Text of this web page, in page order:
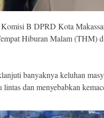
Komisi B DPRD Kota
Hiburan Malam (THM)
banyaknya keluhan
dan menyebabkan